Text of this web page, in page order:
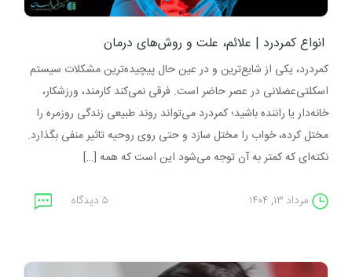
انواع کمردرد | علائم، علت و روش‌های درمان
کمردرد، یکی از شایع‌ترین و در عین حال پیچیده‌ترین مشکلات سیستم
اسکلتی‌عضلانی در عصر حاضر است. فرقی نمی‌کند کارمند، ورزشکار،
خانه‌دار یا راننده باشید؛ کمردرد می‌تواند روند طبیعی زندگی روزمره را
مختل کرده، خواب را مختل سازد و حتی روی روحیه تاثیر منفی بگذارد.
نکته‌ای که کمتر به آن توجه می‌شود این است که همه […]
مرداد ۱۳, ۱۴۰۴ ۵ دیدگاه